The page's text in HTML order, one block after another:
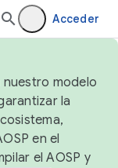
Acceder
modelo
la
en el
el AOSP y